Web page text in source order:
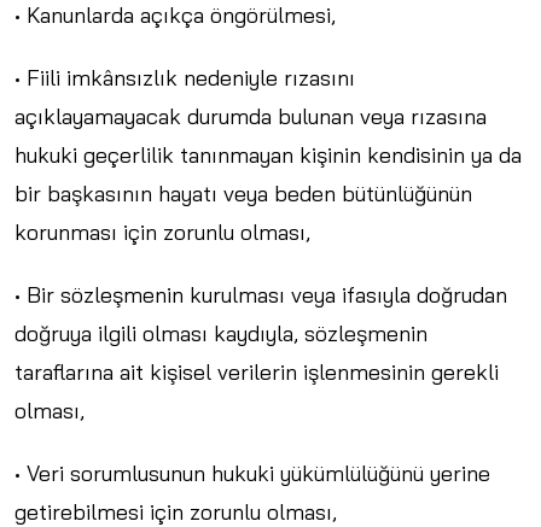
• Kanunlarda açıkça öngörülmesi,
• Fiili imkânsızlık nedeniyle rızasını
açıklayamayacak durumda bulunan veya rızasına
hukuki geçerlilik tanınmayan kişinin kendisinin ya da
bir başkasının hayatı veya beden bütünlüğünün
korunması için zorunlu olması,
• Bir sözleşmenin kurulması veya ifasıyla doğrudan
doğruya ilgili olması kaydıyla, sözleşmenin
taraflarına ait kişisel verilerin işlenmesinin gerekli
olması,
• Veri sorumlusunun hukuki yükümlülüğünü yerine
getirebilmesi için zorunlu olması,